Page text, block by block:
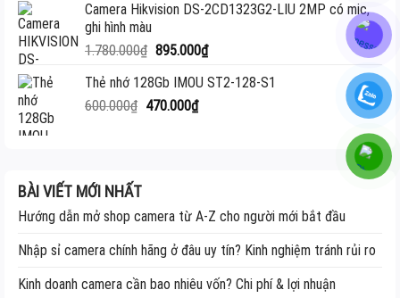
2.540.000₫.là:
Camera Hikvision DS-2CD1323G2-LIU 2MP có mic,
ghi hình màu
1.780.000₫ Giá
là:
1.780.000₫.
895.000₫Giá
tại
Thẻ nhớ 128Gb IMOU ST2-128-S1
600.000₫ Giá
470.000₫Giá
BÀI VIẾT MỚI NHẤT
Hướng dẫn mở shop camera từ A-Z cho người mới bắt đầu
Nhập sỉ camera chính hãng ở đâu uy tín? Kinh nghiệm tránh rủi ro
Kinh doanh camera cần bao nhiêu vốn? Chi phí & lợi nhuận